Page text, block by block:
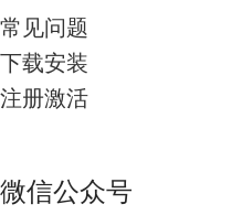
常见问题
下载安装
注册激活
微信公众号